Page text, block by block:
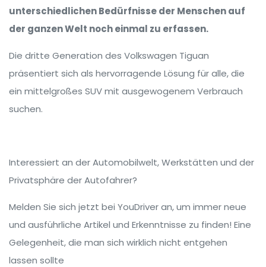
unterschiedlichen Bedürfnisse der Menschen auf
der ganzen Welt noch einmal zu erfassen.
Die dritte Generation des Volkswagen Tiguan
präsentiert sich als hervorragende Lösung für alle, die
ein mittelgroßes SUV mit ausgewogenem Verbrauch
suchen.
Interessiert an der Automobilwelt, Werkstätten und der
Privatsphäre der Autofahrer?
Melden Sie sich jetzt bei YouDriver an, um immer neue
und ausführliche Artikel und Erkenntnisse zu finden! Eine
Gelegenheit, die man sich wirklich nicht entgehen
lassen sollte